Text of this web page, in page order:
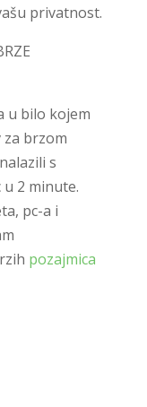
privatnost.
u bilo kojem
brzom
s
2 minute.
pc-a i
pozajmica